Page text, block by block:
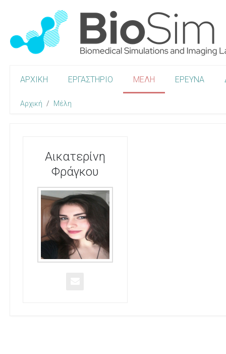
ΑΡΧΙΚΗ ΕΡΓΑΣΤΗΡΙΟ ΜΕΛΗ ΕΡΕΥΝΑ
Αρχική Μέλη
Αικατερίνη
Φράγκου